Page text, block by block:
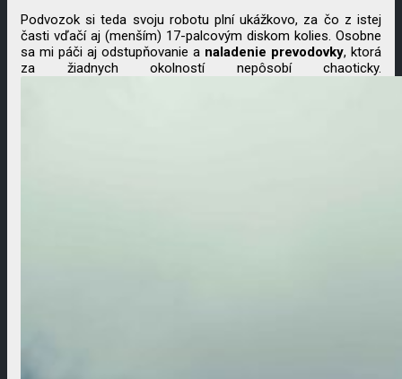
Podvozok si teda svoju robotu plní ukážkovo, za čo z istej
časti vďačí aj (menším) 17-palcovým diskom kolies. Osobne
sa mi páči aj odstupňovanie a naladenie prevodovky, ktorá
za žiadnych okolností nepôsobí chaoticky.